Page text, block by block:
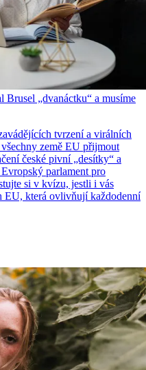
„dvanáctku“ a musíme
tvrzení a virálních
země EU přijmout
české pivní „desítky“ a
parlament pro
si v kvízu, jestli i vás
EU, která ovlivňují každodenní